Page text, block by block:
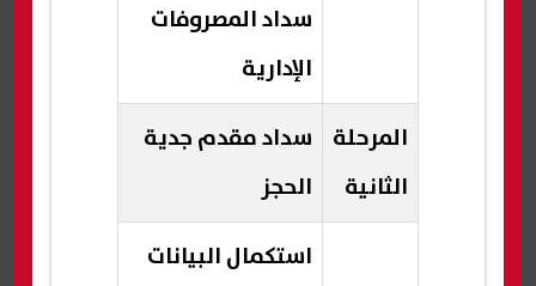
سداد المصروفات
الإدارية
المرحلة
الثانية
سداد مقدم جدية
الحجز
استكمال البيانات